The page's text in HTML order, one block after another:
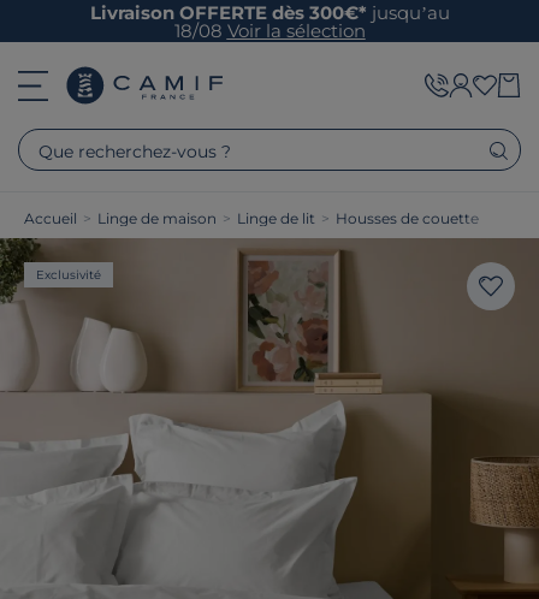
Livraison OFFERTE dès 300€* jusqu’au
18/08 Voir la sélection
Que recherchez-vous ?
Accueil > Linge de maison > Linge de lit > Housses de couette
Exclusivité